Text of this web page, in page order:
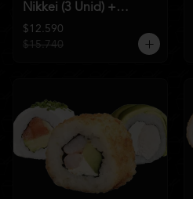
Nikkei (3 Unid) +
Bebida a elección
$12.590
$15.740